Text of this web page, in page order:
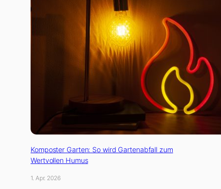
Komposter Garten: So wird Gartenabfall zum
Wertvollen Humus
1. Apr. 2026